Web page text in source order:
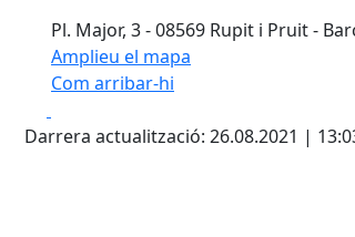
Pl. Major, 3 - 08569 Rupit i Pruit -
Amplieu el mapa
Com arribar-hi
+
Darrera actualització: 26.08.2021 |